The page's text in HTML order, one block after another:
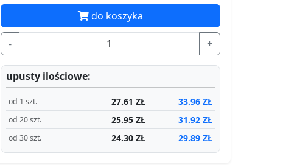
- +
do koszyka
upusty ilościowe:
od 1 szt. 27.61 ZŁ 33.96 ZŁ
od 20 szt. 25.95 ZŁ 31.92 ZŁ
od 30 szt. 24.30 ZŁ 29.89 ZŁ